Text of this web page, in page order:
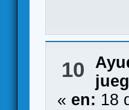
10
« en: 18